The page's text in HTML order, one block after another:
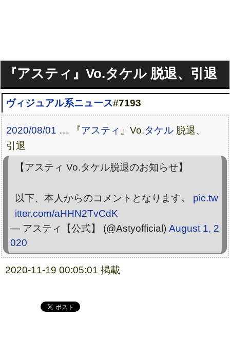
『アスティ』Vo.タケル 脱退、引退
ヴィジュアル系ニュース#7193
2020/08/01 … 『アスティ 』Vo.タケル 脱退、
引退
【アスティ Vo.タケル脱退のお知らせ】
以下、本人からのコメントとなります。 pic.tw
itter.com/aHHN2TvCdK
— アスティ【公式】 (@Astyofficial) August 1, 2
020
2020-11-19 00:05:01 掲載